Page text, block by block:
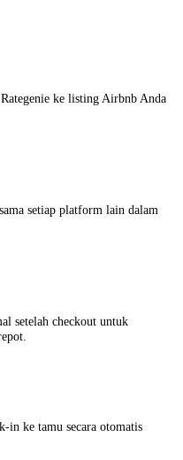
ke listing Airbnb Anda
setiap platform lain dalam
setelah checkout untuk
in ke tamu secara otomatis